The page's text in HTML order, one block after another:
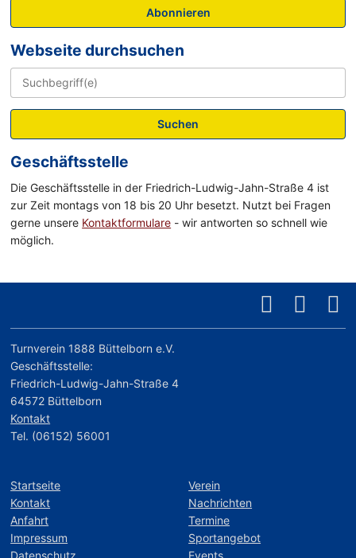
Abonnieren
Webseite durchsuchen
Suchen
Geschäftsstelle
Die Geschäftsstelle in der Friedrich-Ludwig-Jahn-Straße 4 ist
zur Zeit montags von 18 bis 20 Uhr besetzt. Nutzt bei Fragen
gerne unsere Kontaktformulare - wir antworten so schnell wie
möglich.
Turnverein 1888 Büttelborn e.V.
Geschäftsstelle:
Friedrich-Ludwig-Jahn-Straße 4
64572 Büttelborn
Kontakt
Tel. (06152) 56001
Startseite
Kontakt
Anfahrt
Impressum
Datenschutz
Verein
Nachrichten
Termine
Sportangebot
Events